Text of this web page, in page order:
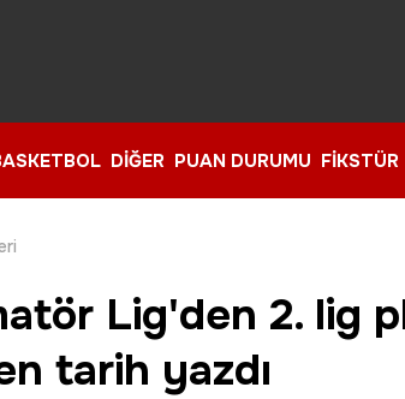
DİĞER PUAN DURUMU FİKSTÜR
Lig'den 2. lig
tarih yazdı